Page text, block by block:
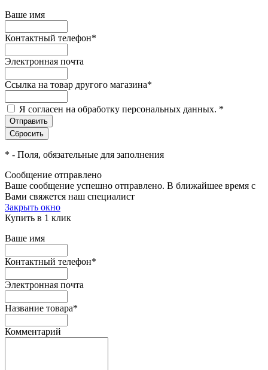
Ваше имя
Контактный телефон*
Электронная почта
Ссылка на товар другого магазина*
Я согласен на обработку персональных данных. *
* - Поля, обязательные для заполнения
Сообщение отправлено
Ваше сообщение успешно отправлено. В ближайшее время с
Вами свяжется наш специалист
Закрыть окно
Купить в 1 клик
Ваше имя
Контактный телефон*
Электронная почта
Название товара*
Комментарий